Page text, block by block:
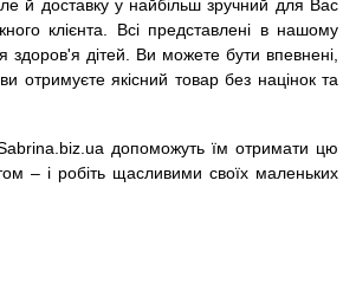
й доставку у найбільш зручний для Вас
клієнта. Всі представлені в нашому
здоров'я дітей. Ви можете бути впевнені,
отримуєте якісний товар без націнок та
Sabrina.biz.ua допоможуть їм отримати цю
– і робіть щасливими своїх маленьких